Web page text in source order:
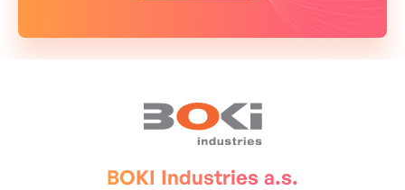
BOKI Industries a.s.